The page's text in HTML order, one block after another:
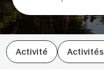
Activité Activités